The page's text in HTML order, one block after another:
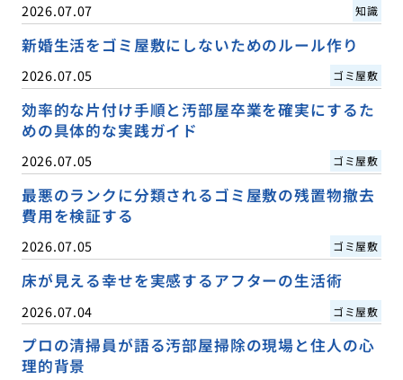
2026.07.07 知識
新婚生活をゴミ屋敷にしないためのルール作り
2026.07.05 ゴミ屋敷
効率的な片付け手順と汚部屋卒業を確実にするた
めの具体的な実践ガイド
2026.07.05 ゴミ屋敷
最悪のランクに分類されるゴミ屋敷の残置物撤去
費用を検証する
2026.07.05 ゴミ屋敷
床が見える幸せを実感するアフターの生活術
2026.07.04 ゴミ屋敷
プロの清掃員が語る汚部屋掃除の現場と住人の心
理的背景